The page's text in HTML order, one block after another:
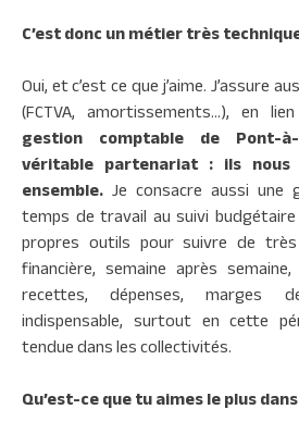
C’est donc un métier très
Oui, et c’est ce que j’aime. J’assure
(FCTVA, amortissements…), en
gestion comptable de Pont-à-
véritable partenariat : ils nous
ensemble. Je consacre aussi
temps de travail au suivi budgétaire
propres outils pour suivre de
financière, semaine après
recettes, dépenses, marges
indispensable, surtout en cette
tendue dans les collectivités.
Qu’est-ce que tu aimes le plus